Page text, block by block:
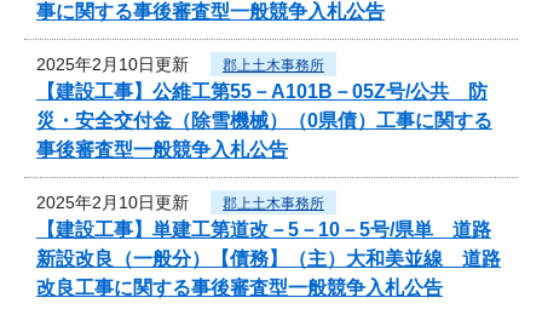
事に関する事後審査型一般競争入札公告
2025年2月10日更新 郡上土木事務所
【建設工事】公維工第55－A101B－05Z号/公共 防
災・安全交付金（除雪機械）（0県債）工事に関する
事後審査型一般競争入札公告
2025年2月10日更新 郡上土木事務所
【建設工事】単建工第道改－5－10－5号/県単 道路
新設改良（一般分）【債務】（主）大和美並線 道路
改良工事に関する事後審査型一般競争入札公告